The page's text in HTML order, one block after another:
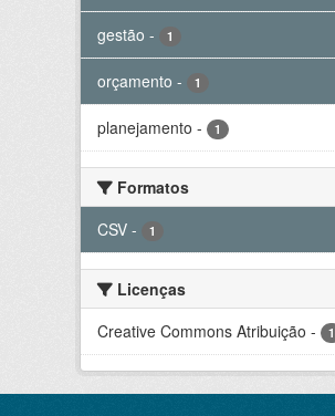
gestão - 1
orçamento - 1
planejamento - 1
Formatos
CSV - 1
Licenças
Creative Commons Atribuição - 1